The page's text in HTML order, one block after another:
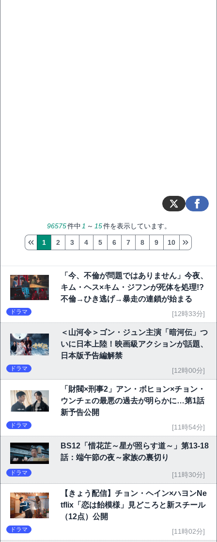
96575件中1 ～ 15件を表示しています。
1 2 3 4 5 6 7 8 9 10
「今、不倫が問題ではありません」今夜、
キム・ヘス×キム・ジフンが死体を処理!?
不倫→ひき逃げ→暴走の連鎖が始まる
ドラマ [12時33分]
＜山河令＞ゴン・ジュン主演「暗河伝」つ
いに日本上陸！映画級アクションが話題、
日本版予告編解禁
ドラマ [12時00分]
「財閥×刑事2」アン・ボヒョン×チョン・
ウンチェの最悪の過去が明らかに…第1話
新予告公開
ドラマ [11時54分]
BS12「惜花芷～星が照らす道～」第13-18
話：端午節の夜～家族の裏切り
ドラマ [11時30分]
【きょう配信】チョン・ヘイン×ハヨンNe
tflix「恋は飴模様」見どころと新スチール
（12点）公開
ドラマ [11時02分]